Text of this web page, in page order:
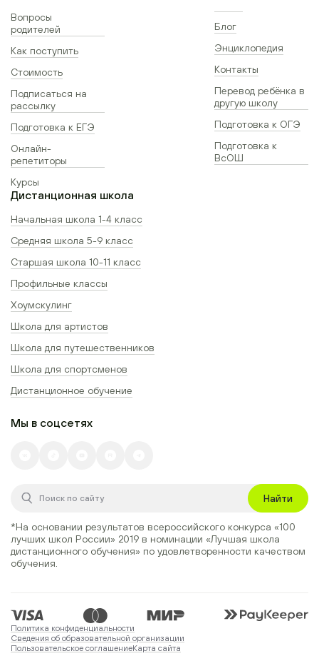
Вопросы
родителей
Как поступить
Стоимость
Подписаться на
рассылку
Подготовка к ЕГЭ
Онлайн-
репетиторы
Курсы
Блог
Энциклопедия
Контакты
Перевод ребёнка в
другую школу
Подготовка к ОГЭ
Подготовка к
ВсОШ
Дистанционная школа
Начальная школа 1-4 класс
Средняя школа 5-9 класс
Старшая школа 10-11 класс
Профильные классы
Хоумскулинг
Школа для артистов
Школа для путешественников
Школа для спортсменов
Дистанционное обучение
Мы в соцсетях
Найти
*На основании результатов всероссийского конкурса «100
лучших школ России» 2019 в номинации «Лучшая школа
дистанционного обучения» по удовлетворенности качеством
обучения.
Политика конфиденциальности
Сведения об образовательной организации
Пользовательское соглашениеКарта сайта